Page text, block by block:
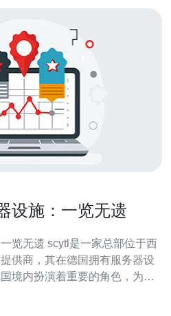
设施：一览无遗
家总部位于西
供商，其在德国拥有服务器设
境内扮演着重要的角色，为电
，设施现代化，配备先进的设